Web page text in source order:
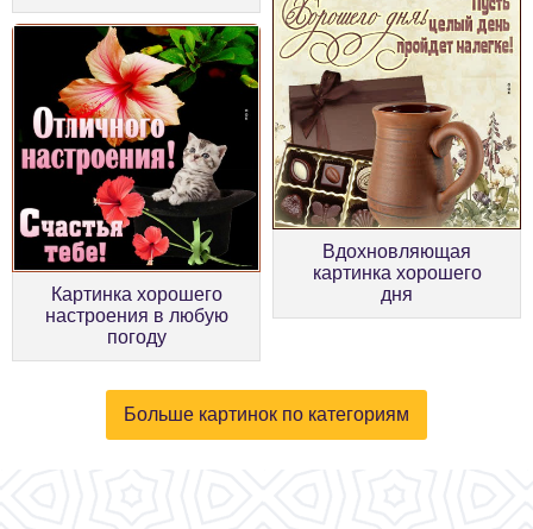
Картинка хорошего
настроения в любую
погоду
Вдохновляющая
картинка хорошего
дня
Больше картинок по категориям